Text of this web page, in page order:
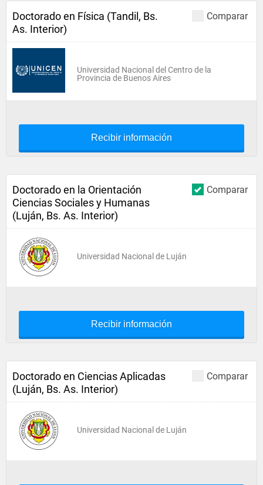
Comparar
Doctorado en Física (Tandil, Bs.
As. Interior)
Universidad Nacional del Centro de la
Provincia de Buenos Aires
Recibir información
Comparar
Doctorado en la Orientación
Ciencias Sociales y Humanas
(Luján, Bs. As. Interior)
Universidad Nacional de Luján
Recibir información
Comparar
Doctorado en Ciencias Aplicadas
(Luján, Bs. As. Interior)
Universidad Nacional de Luján